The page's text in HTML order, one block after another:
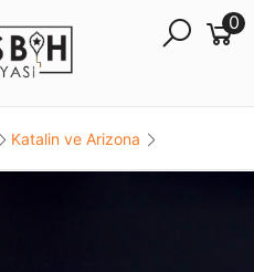
0
Katalin ve Arizona